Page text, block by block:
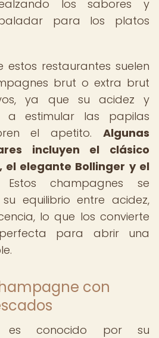
los sabores y
para los platos
estos restaurantes suelen
brut o extra brut
ya que su acidez y
a estimular las papilas
el apetito. Algunas
incluyen el clásico
el elegante Bollinger y el
Estos champagnes se
equilibrio entre acidez,
lo que los convierte
para abrir una
con
es conocido por su